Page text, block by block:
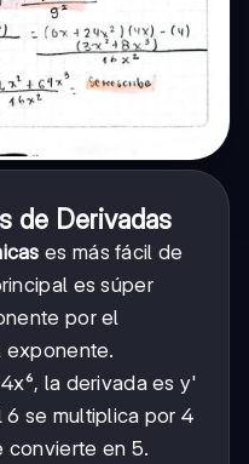
de Derivadas
es más fácil de
es súper
por el
exponente.
la derivada es y'
6 se multiplica por 4
convierte en 5.